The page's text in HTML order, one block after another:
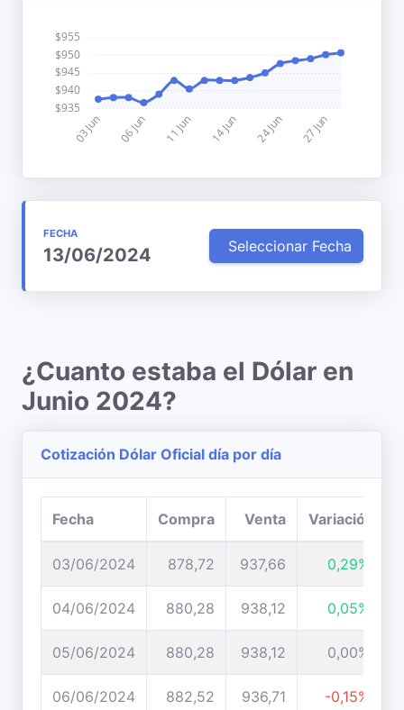
FECHA
13/06/2024 Seleccionar Fecha
¿Cuanto estaba el Dólar en
Junio 2024?
Cotización Dólar Oficial día por día
Fecha Compra Venta Variación
03/06/2024 878,72 937,66 0,29%
04/06/2024 880,28 938,12 0,05%
05/06/2024 880,28 938,12 0,00%
06/06/2024 882,52 936,71 -0,15%